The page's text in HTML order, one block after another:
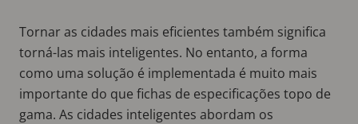
Tornar as cidades mais eficientes também significa
torná-las mais inteligentes. No entanto, a forma
como uma solução é implementada é muito mais
importante do que fichas de especificações topo de
gama. As cidades inteligentes abordam os